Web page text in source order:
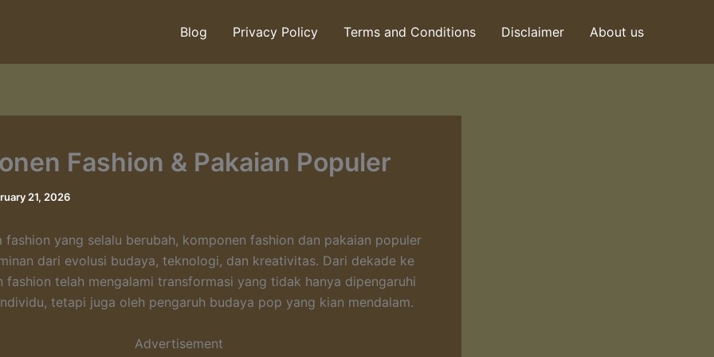
Blog Privacy Policy Terms and Conditions Disclaimer About us
Fashion & Pakaian Populer
21, 2026
fashion yang selalu berubah, komponen fashion dan pakaian populer
dari evolusi budaya, teknologi, dan kreativitas. Dari dekade ke
fashion telah mengalami transformasi yang tidak hanya dipengaruhi
tetapi juga oleh pengaruh budaya pop yang kian mendalam.
Advertisement